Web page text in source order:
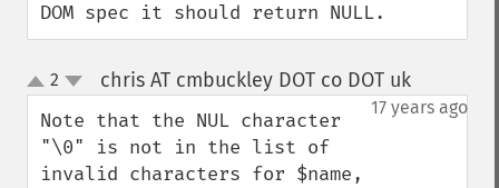
DOM spec it should return NULL.
up
down
2 chris AT cmbuckley DOT co DOT uk¶
17 years ago
Note that the NUL character
"\0" is not in the list of
invalid characters for $name,